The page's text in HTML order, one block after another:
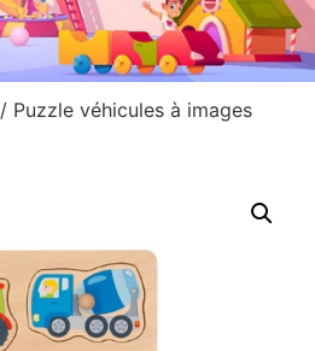
/ Puzzle véhicules à images